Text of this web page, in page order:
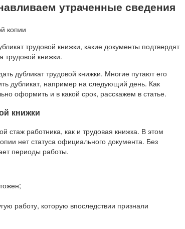
утраченные сведения
трудовой книжки, какие документы подтвердят
трудовой книжки.
дубликат трудовой книжки. Многие путают его
дубликат, например на следующий день. Как
оформить и в какой срок, расскажем в статье.
книжки
стаж работника, как и трудовая книжка. В этом
нет статуса официального документа. Без
периоды работы.
работу, которую впоследствии признали